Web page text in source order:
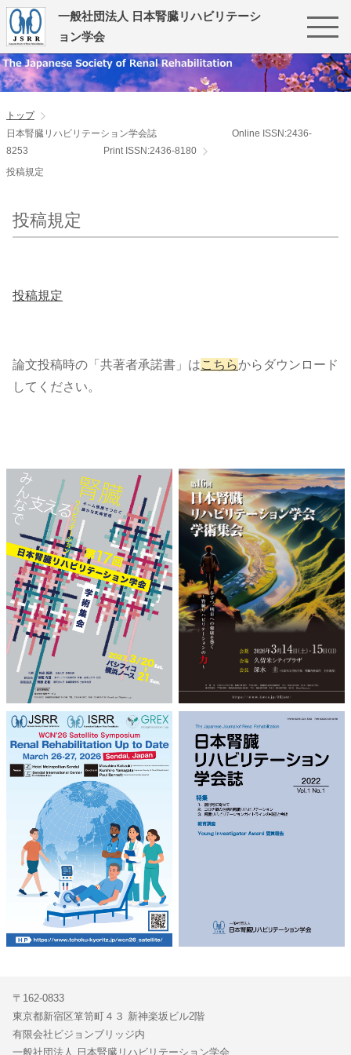
一般社団法人 日本腎臓リハビリテーシ
ョン学会
トップ
日本腎臓リハビリテーション学会誌 Online ISSN:2436-
8253 Print ISSN:2436-8180
投稿規定
投稿規定
投稿規定
論文投稿時の「共著者承諾書」はこちらからダウンロード
してください。
〒162-0833
東京都新宿区箪笥町４３ 新神楽坂ビル2階
有限会社ビジョンブリッジ内
一般社団法人 日本腎臓リハビリテーション学会